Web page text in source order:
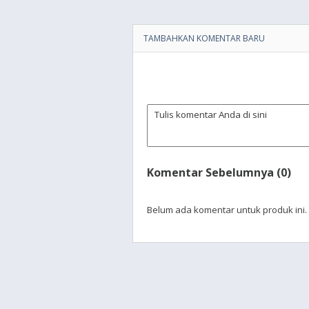
TAMBAHKAN KOMENTAR BARU
Komentar Sebelumnya (0)
Belum ada komentar untuk produk ini.